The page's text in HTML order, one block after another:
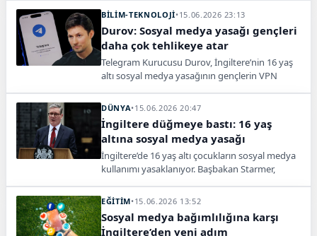
kritik görüşmeler gündeme gelecek. YouTube,
X, TikTok, Instagram ve Netflix temsilcileri de
Meclis'te milletvekillerinin sorularını
yanıtlayacak.
BİLİM-TEKNOLOJİ•15.06.2026 23:13
Durov: Sosyal medya yasağı gençleri
daha çok tehlikeye atar
Telegram Kurucusu Durov, İngiltere’nin 16 yaş
altı sosyal medya yasağının gençlerin VPN
doğuracağını söyledi.
DÜNYA•15.06.2026 20:47
İngiltere düğmeye bastı: 16 yaş
altına sosyal medya yasağı
İngiltere’de 16 yaş altı çocukların sosyal medya
kullanımı yasaklanıyor. Başbakan Starmer,
koruyacağını açıkladı.
EĞİTİM•15.06.2026 13:52
Sosyal medya bağımlılığına karşı
İngiltere’den yeni adım